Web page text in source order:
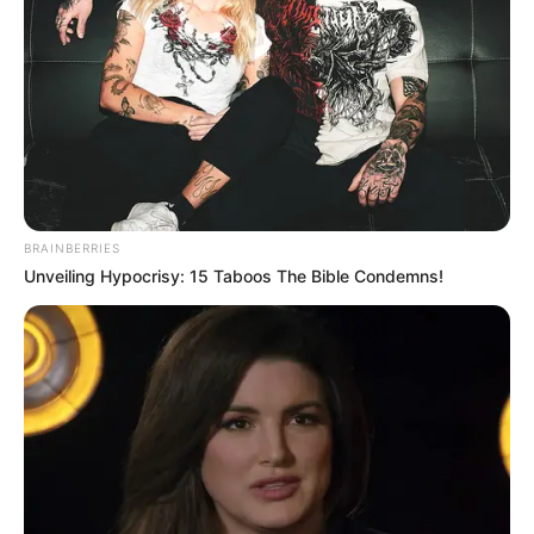
Dia pernah merilis laguBecause I Love Youuntuk soundtrack
dramaMimi, pada Maret 2014.
Dia bisa bahasa Inggris, Korea Perancis dan Spanyol.
Dia mengidolakan Whitney Houston dan Kang Ta.
Wendy, Irene dan Seul Gi teman sekamar.
Warna yang ditunjuknya adalah biru.
Hewan perwakilannya Rusa, ​​Tupai.
Buah perwakilannya Jeruk berdaging biru.
Senjata perwakilannya Gunting.
Minuman perwakilannya: Blue Crush (Bahan: Oranye Daging
Biru, Tape Kaset Biru, Pohon Daun Biru).
Spesialisasi bermain alat musik yaitu piano, gitar, seruling dan
BRAINBERRIES
Unveiling Hypocrisy: 15 Taboos The Bible Condemns!